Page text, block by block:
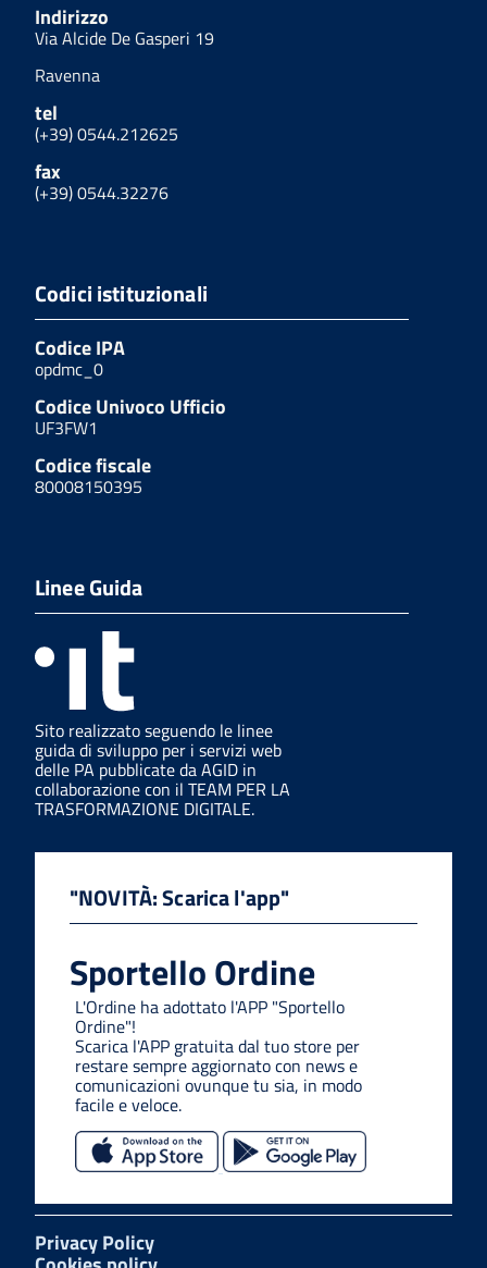
Indirizzo
Via Alcide De Gasperi 19
Ravenna
tel
(+39) 0544.212625
fax
(+39) 0544.32276
Codici istituzionali
Codice IPA
opdmc_0
Codice Univoco Ufficio
UF3FW1
Codice fiscale
80008150395
Linee Guida
Sito realizzato seguendo le linee
guida di sviluppo per i servizi web
delle PA pubblicate da AGID in
collaborazione con il TEAM PER LA
TRASFORMAZIONE DIGITALE.
"NOVITÀ: Scarica l'app"
Sportello Ordine
L'Ordine ha adottato l'APP "Sportello
Ordine"!
Scarica l'APP gratuita dal tuo store per
restare sempre aggiornato con news e
comunicazioni ovunque tu sia, in modo
facile e veloce.
Privacy Policy